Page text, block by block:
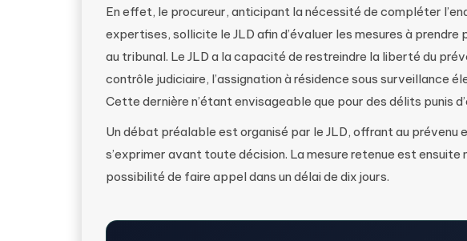
En effet, le procureur, anticipant la nécessité de compléter
expertises, sollicite le JLD afin d’évaluer les mesures à prendre
au tribunal. Le JLD a la capacité de restreindre la liberté du
contrôle judiciaire, l’assignation à résidence sous surveillance
Cette dernière n’étant envisageable que pour des délits punis
Un débat préalable est organisé par le JLD, offrant au prévenu
s’exprimer avant toute décision. La mesure retenue est ensuite
possibilité de faire appel dans un délai de dix jours.